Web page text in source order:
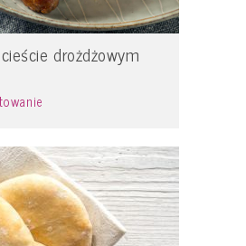
drożdżowym